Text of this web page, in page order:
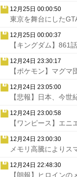
12月25日 00:00:50
東京を舞台にした
12月25日 00:00:37
【キングダム】861
12月24日 23:30:17
【ポケモン】マグマ
12月24日 23:05:00
【悲報】日本、今世
12月24日 23:00:58
【ワンピース】エニ
12月24日 23:00:30
メモリ高騰によりス
12月24日 22:48:30
【朗報】ヒロインの